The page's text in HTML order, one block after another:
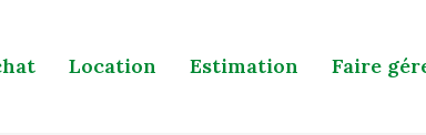
Location Estimation Faire